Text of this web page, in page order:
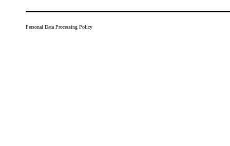
Personal Data Processing Policy